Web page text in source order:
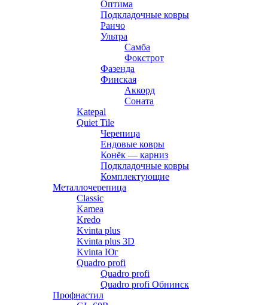
Оптима
Подкладочные ковры
Ранчо
Ультра
Самба
Фокстрот
Фазенда
Финская
Аккорд
Соната
Katepal
Quiet Tile
Черепица
Ендовые ковры
Конёк — карниз
Подкладочные ковры
Комплектующие
Металлочерепица
Classic
Kamea
Kredo
Kvinta plus
Kvinta plus 3D
Kvinta Юг
Quadro profi
Quadro profi
Quadro profi Обнинск
Профнастил